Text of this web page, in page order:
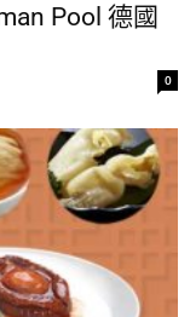
Pool 德國
0